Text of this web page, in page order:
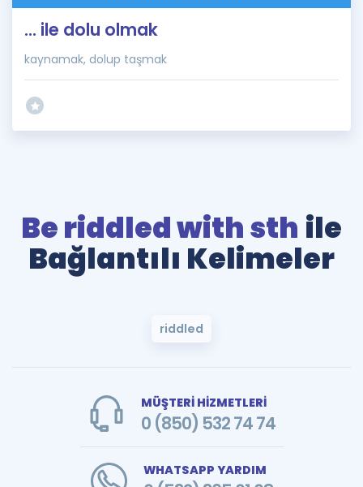
... ile dolu olmak
kaynamak, dolup taşmak
Be riddled with sth ile
Bağlantılı Kelimeler
riddled
MÜŞTERİ HİZMETLERİ
0 (850) 532 74 74
WHATSAPP YARDIM